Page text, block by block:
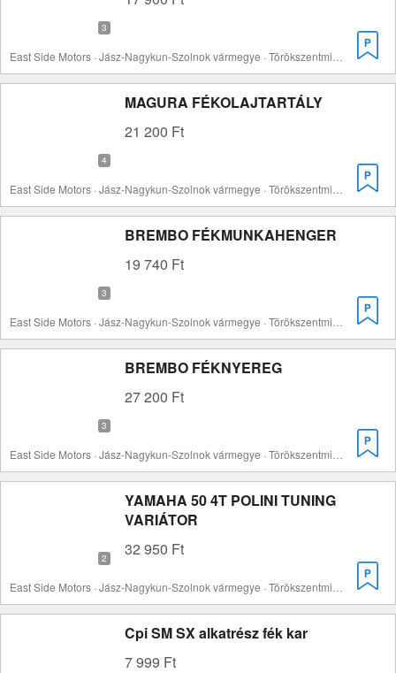
MAGURA FÉKOLAJTARTÁLY
21 200 Ft
BREMBO FÉKMUNKAHENGER
19 740 Ft
BREMBO FÉKNYEREG
27 200 Ft
YAMAHA 50 4T POLINI TUNING
VARIÁTOR
32 950 Ft
Cpi SM SX alkatrész fék kar
7 999 Ft